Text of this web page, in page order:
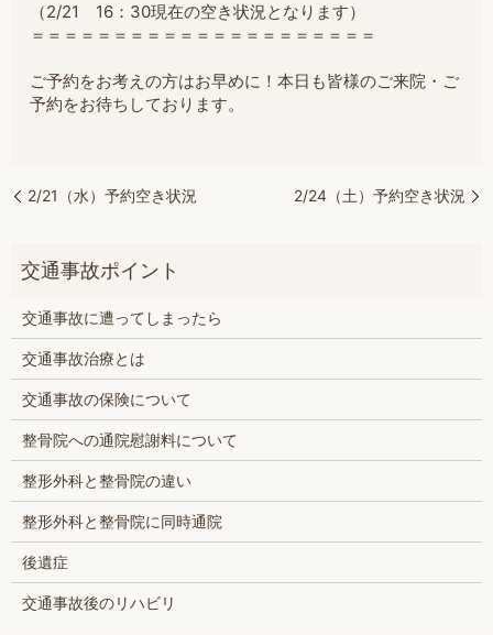
（2/21 16：30現在の空き状況となります）
＝＝＝＝＝＝＝＝＝＝＝＝＝＝＝＝＝＝＝＝＝
ご予約をお考えの方はお早めに！本日も皆様のご来院・ご
予約をお待ちしております。
2/21（水）予約空き状況 2/24（土）予約空き状況
交通事故に遭ってしまったら
交通事故治療とは
交通事故の保険について
整骨院への通院慰謝料について
整形外科と整骨院の違い
整形外科と整骨院に同時通院
後遺症
交通事故後のリハビリ